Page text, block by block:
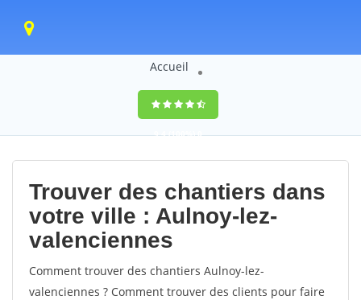
Accueil
9,4(100%)0
votes
Trouver des chantiers dans
votre ville : Aulnoy-lez-
valenciennes
Comment trouver des chantiers Aulnoy-lez-
valenciennes ? Comment trouver des clients pour faire